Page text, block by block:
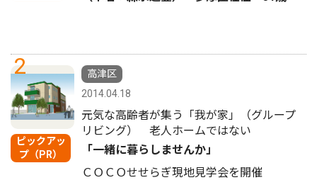
2
ピックアッ
プ（PR）
高津区
2014.04.18
元気な高齢者が集う「我が家」（グループ
リビング） 老人ホームではない
「一緒に暮らしませんか」
ＣＯＣＯせせらぎ現地見学会を開催